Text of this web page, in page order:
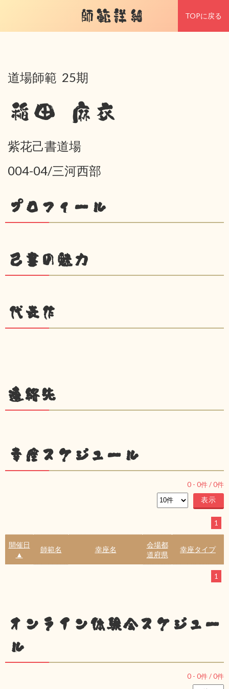
師範詳細 TOPに戻る
道場師範 25期
稲田 麻衣
紫花己書道場
004-04/三河西部
プロフィール
己書の魅力
代表作
連絡先
幸座スケジュール
0 - 0件 /0件
1
開催日
▲
師範名 幸座名
会場都
道府県
幸座タイプ
1
オンライン体験会スケジュー
ル
0 - 0件 /0件